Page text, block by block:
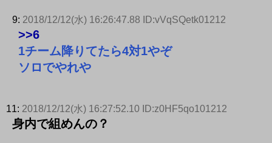
9: 2018/12/12(水) 16:26:47.88 ID:vVqSQetk01212
>>6
1チーム降りてたら4対1やぞ
ソロでやれや
11: 2018/12/12(水) 16:27:52.10 ID:z0HF5qo101212
身内で組めんの？